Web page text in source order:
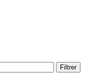
Filtrer